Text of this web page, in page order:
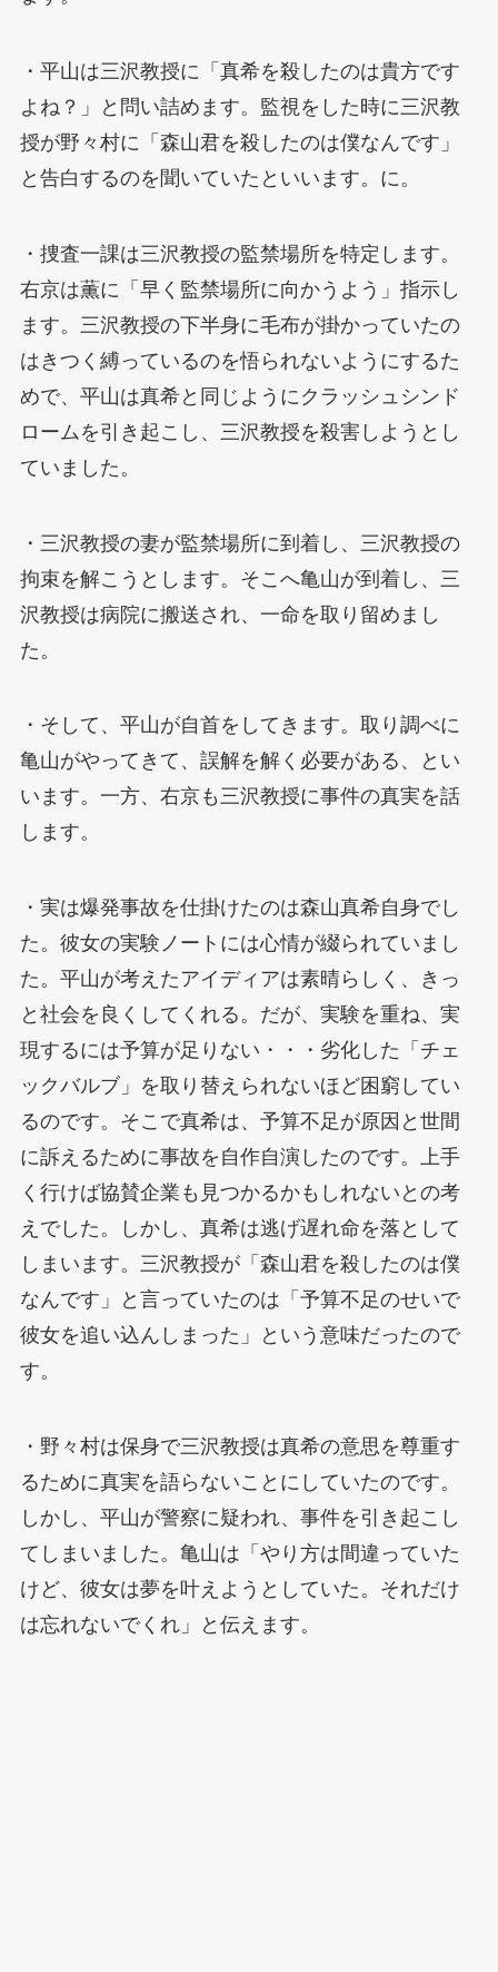
・平山は三沢教授に「真希を殺したのは貴方です
よね？」と問い詰めます。監視をした時に三沢教
授が野々村に「森山君を殺したのは僕なんです」
と告白するのを聞いていたといいます。に。
・捜査一課は三沢教授の監禁場所を特定します。
右京は薫に「早く監禁場所に向かうよう」指示し
ます。三沢教授の下半身に毛布が掛かっていたの
はきつく縛っているのを悟られないようにするた
めで、平山は真希と同じようにクラッシュシンド
ロームを引き起こし、三沢教授を殺害しようとし
ていました。
・三沢教授の妻が監禁場所に到着し、三沢教授の
拘束を解こうとします。そこへ亀山が到着し、三
沢教授は病院に搬送され、一命を取り留めまし
た。
・そして、平山が自首をしてきます。取り調べに
亀山がやってきて、誤解を解く必要がある、とい
います。一方、右京も三沢教授に事件の真実を話
します。
・実は爆発事故を仕掛けたのは森山真希自身でし
た。彼女の実験ノートには心情が綴られていまし
た。平山が考えたアイディアは素晴らしく、きっ
と社会を良くしてくれる。だが、実験を重ね、実
現するには予算が足りない・・・劣化した「チェ
ックバルブ」を取り替えられないほど困窮してい
るのです。そこで真希は、予算不足が原因と世間
に訴えるために事故を自作自演したのです。上手
く行けば協賛企業も見つかるかもしれないとの考
えでした。しかし、真希は逃げ遅れ命を落として
しまいます。三沢教授が「森山君を殺したのは僕
なんです」と言っていたのは「予算不足のせいで
彼女を追い込んしまった」という意味だったので
す。
・野々村は保身で三沢教授は真希の意思を尊重す
るために真実を語らないことにしていたのです。
しかし、平山が警察に疑われ、事件を引き起こし
てしまいました。亀山は「やり方は間違っていた
けど、彼女は夢を叶えようとしていた。それだけ
は忘れないでくれ」と伝えます。